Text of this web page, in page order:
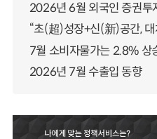
2026년 6월 외국인 증권투
“초(超)성장+신(新)공간,
7월 소비자물가는 2.8% 상
2026년 7월 수출입 동향